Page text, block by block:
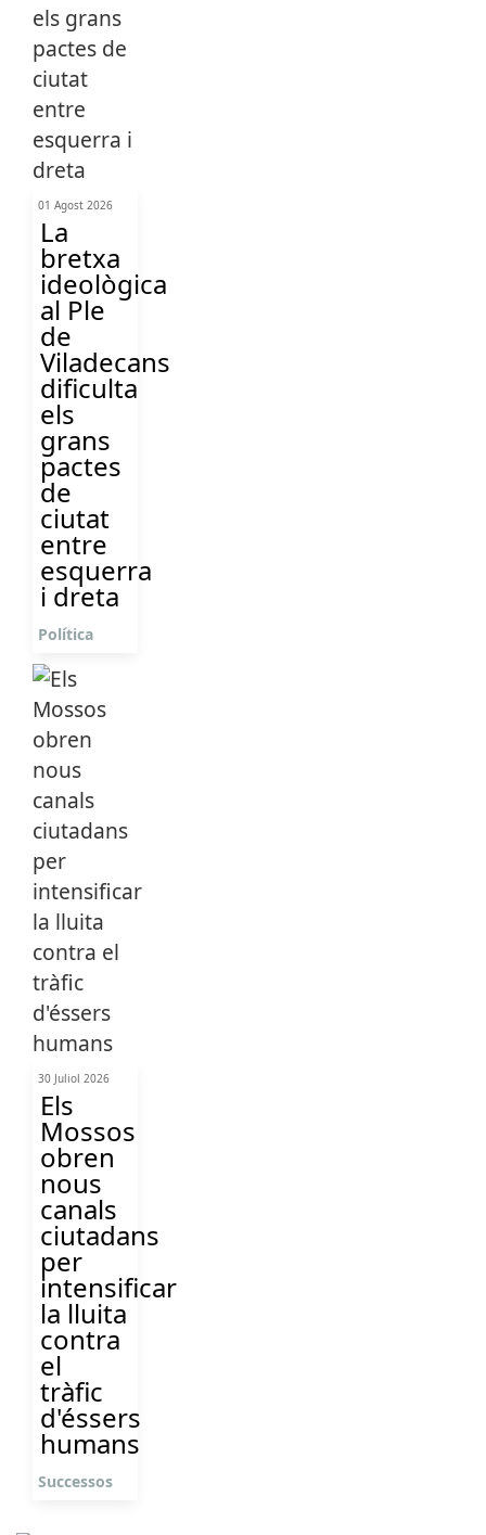
01 Agost 2026
La
bretxa
ideològica
al Ple
de
Viladecans
dificulta
els
grans
pactes
de
ciutat
entre
esquerra
i dreta
Política
30 Juliol 2026
Els
Mossos
obren
nous
canals
ciutadans
per
intensificar
la lluita
contra
el
tràfic
d'éssers
humans
Successos